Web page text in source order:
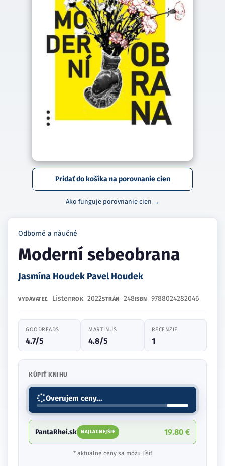
Pridať do košíka na porovnanie cien
Ako funguje porovnanie cien →
Odborné a náučné
Moderní sebeobrana
Jasmína Houdek Pavel Houdek
VYDAVATEĽ ListenROK 2022STRÁN 248ISBN 9788024282046
GOODREADS
4.7/5
MARTINUS
4.8/5
RECENZIE
1
KÚPIŤ KNIHU
Overujem ceny...
PantaRhei.sk NAJLACNEJŠIE 19.80 €
* aktuálne ceny sa môžu líšiť